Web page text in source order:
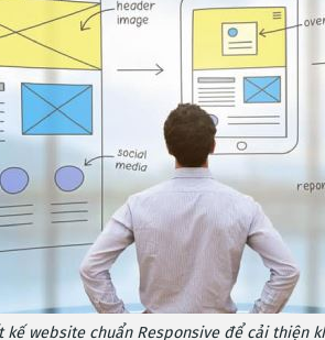
kế website chuẩn Responsive để cải thiện